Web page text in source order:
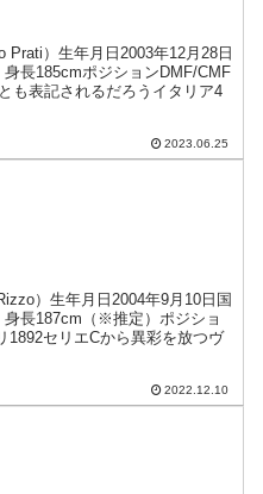
）生年月日2003年12月28日
長185cmポジションDMF/CMF
も表記されるだろうイタリア4
2023.06.25
）生年月日2004年9月10日国
長187cm（※推定）ポジショ
1892セリエCから異彩を放つヴ
2022.12.10